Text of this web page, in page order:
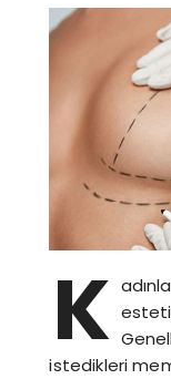
K
istedikleri